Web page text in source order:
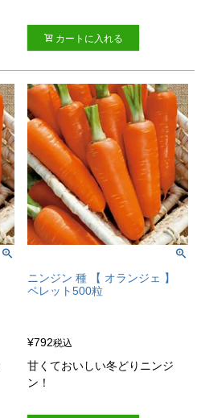
カートに入れる
ニンジン 種 【 オランジェ 】
ペレット500粒
¥792税込
甘くておいしい冬どりニンジ
ン！